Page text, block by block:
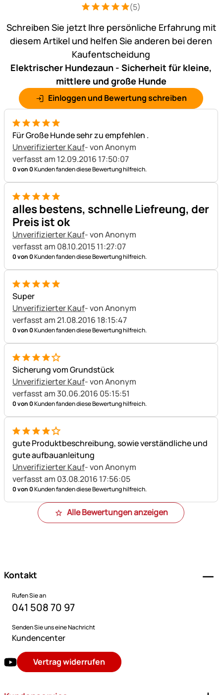
Bewertung: 5 von 5 (5 Bewertungen)
5 Bewertungen
(5)
Schreiben Sie jetzt Ihre persönliche Erfahrung mit
diesem Artikel und helfen Sie anderen bei deren
Kaufentscheidung
Elektrischer Hundezaun - Sicherheit für kleine,
mittlere und große Hunde
Einloggen und Bewertung schreiben
5 von 5
Für Große Hunde sehr zu empfehlen .
Unverifizierter Kauf- von Anonym
verfasst am 12.09.2016 17:50:07
0 von 0Kunden fanden diese Bewertung hilfreich.
5 von 5
alles bestens, schnelle Liefreung, der
Preis ist ok
Unverifizierter Kauf- von Anonym
verfasst am 08.10.2015 11:27:07
0 von 0Kunden fanden diese Bewertung hilfreich.
5 von 5
Super
Unverifizierter Kauf- von Anonym
verfasst am 21.08.2016 18:15:47
0 von 0Kunden fanden diese Bewertung hilfreich.
4 von 5
Sicherung vom Grundstück
Unverifizierter Kauf- von Anonym
verfasst am 30.06.2016 05:15:51
0 von 0Kunden fanden diese Bewertung hilfreich.
4 von 5
gute Produktbeschreibung, sowie verständliche und
gute aufbauanleitung
Unverifizierter Kauf- von Anonym
verfasst am 03.08.2016 17:56:05
0 von 0Kunden fanden diese Bewertung hilfreich.
Alle Bewertungen anzeigen
Kontakt
Rufen Sie an
041 508 70 97
Senden Sie uns eine Nachricht
Kundencenter
Vertrag widerrufen